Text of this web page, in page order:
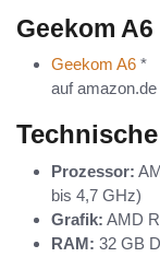
der Mini-PC mit
Geekom
Geekom A6 *
auf amazon.de
Prozessor:
bis 4,7 GHz)
Grafik: AMD
RAM: 32 GB